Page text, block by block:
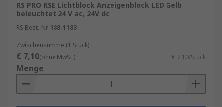
RS PRO RSE Lichtblock Anzeigenblock LED Gelb
beleuchtet 24 V ac, 24V dc
RS Best.-Nr. 188-1183
Zwischensumme (1 Stück)
€ 7,10(ohne MwSt.) € 7,10/Stück
Menge